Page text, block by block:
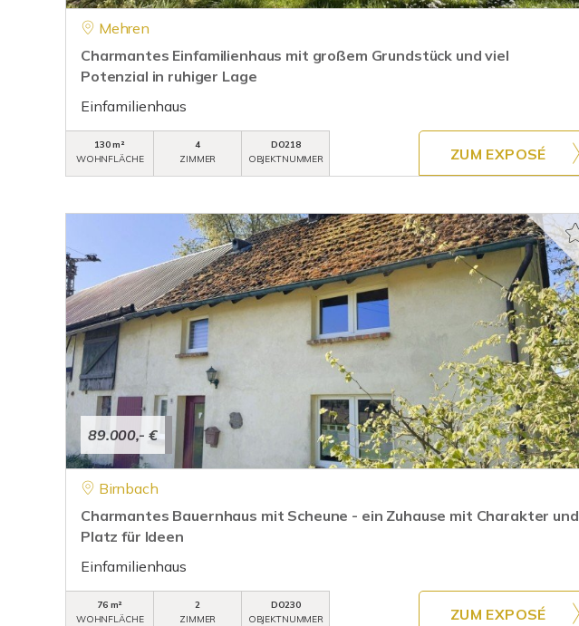
Mehren
Charmantes Einfamilienhaus mit großem Grundstück und viel
Potenzial in ruhiger Lage
Einfamilienhaus
130 m²
WOHNFLÄCHE
4
ZIMMER
DO218
OBJEKTNUMMER
ZUM EXPOSÉ
89.000,- €
Birnbach
Charmantes Bauernhaus mit Scheune - ein Zuhause mit Charakter und
Platz für Ideen
Einfamilienhaus
76 m²
WOHNFLÄCHE
2
ZIMMER
DO230
OBJEKTNUMMER
ZUM EXPOSÉ